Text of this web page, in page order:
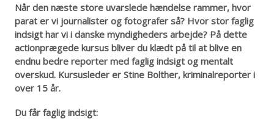
Når den næste store uvarslede hændelse rammer, hvor
parat er vi journalister og fotografer så? Hvor stor faglig
indsigt har vi i danske myndigheders arbejde? På dette
actionprægede kursus bliver du klædt på til at blive en
endnu bedre reporter med faglig indsigt og mentalt
overskud. Kursusleder er Stine Bolther, kriminalreporter i
over 15 år.
Du får faglig indsigt: